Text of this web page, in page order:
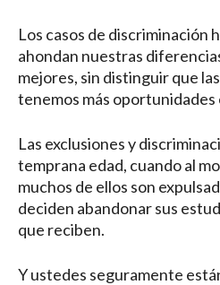
Los casos de discriminación
ahondan nuestras
mejores, sin distinguir que
tenemos más oportunidades
Las exclusiones y
temprana edad, cuando al
muchos de ellos son
deciden abandonar sus
que reciben.
Y ustedes seguramente